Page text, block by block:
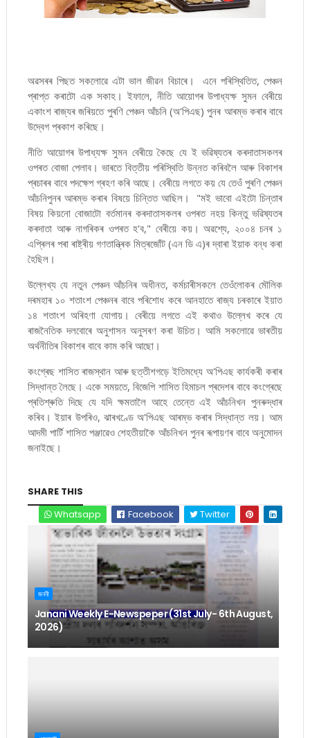
অৱসৰৰ পিছত সকলোৱে এটা ভাল জীৱন বিচাৰে। এনে পৰিস্থিতিত, পেঞ্চন
প্ৰাপ্ত কৰাটো এক সকাহ। ইফালে, নীতি আয়োগৰ উপাধ্যক্ষ সুমন বেৰীয়ে
একাংশ ৰাজ্যৰ জৰিয়তে পুৰণি পেঞ্চন আঁচনি (অ'পিএছ) পুনৰ আৰম্ভ কৰাৰ বাবে
উদ্বেগ প্ৰকাশ কৰিছে।
নীতি আয়োগৰ উপাধ্যক্ষ সুমন বেৰীয়ে কৈছে যে ই ভৱিষ্যতৰ কৰদাতাসকলৰ
ওপৰত বোজা পেলাব। ভাৰতে বিত্তীয় পৰিস্থিতি উন্নত কৰিবলৈ আৰু বিকাশৰ
প্ৰচাৰৰ বাবে পদক্ষেপ গ্ৰহণ কৰি আছে। বেৰীয়ে লগতে কয় যে তেওঁ পুৰণি পেঞ্চন
আঁচনিপুনৰ আৰম্ভ কৰাৰ বিষয়ে চিন্তিত আছিল। "মই ভাবো এইটো চিন্তাৰ
বিষয় কিয়নো বোজাটো বৰ্তমানৰ কৰদাতাসকলৰ ওপৰত নহয় কিন্তু ভৱিষ্যতৰ
কৰদাতা আৰু নাগৰিকৰ ওপৰত হ'ব," বেৰীয়ে কয়। অৱশ্যে, ২০০৪ চনৰ ১
এপ্ৰিলৰ পৰা ৰাষ্ট্ৰীয় গণতান্ত্ৰিক মিত্ৰজোঁট (এন ডি এ)ৰ দ্বাৰা ইয়াক বন্ধ কৰা
হৈছিল।
উল্লেখ্য যে নতুন পেঞ্চন আঁচনিৰ অধীনত, কৰ্মচাৰীসকলে তেওঁলোকৰ মৌলিক
দৰমহাৰ ১০ শতাংশ পেঞ্চনৰ বাবে পৰিশোধ কৰে আনহাতে ৰাজ্য চৰকাৰে ইয়াত
১৪ শতাংশ অৰিহণা যোগায়। বেৰীয়ে লগতে এই কথাও উল্লেখ কৰে যে
ৰাজনৈতিক দলবোৰে অনুশাসন অনুসৰণ কৰা উচিত। আমি সকলোৱে ভাৰতীয়
অৰ্থনীতিৰ বিকাশৰ বাবে কাম কৰি আছো।
কংগ্ৰেছ শাসিত ৰাজস্থান আৰু ছত্তীশগড়ে ইতিমধ্যে অ'পিএছ কাৰ্যকৰী কৰাৰ
সিদ্ধান্ত লৈছে। একে সময়তে, বিজেপি শাসিত হিমাচল প্ৰদেশৰ বাবে কংগ্ৰেছে
প্ৰতিশ্ৰুতি দিছে যে যদি ক্ষমতালৈ আহে তেন্তে এই আঁচনিখন পুনৰুদ্ধাৰ
কৰিব। ইয়াৰ উপৰিও, ঝাৰখণ্ডে অ'পিএছ আৰম্ভ কৰাৰ সিদ্ধান্ত লয়। আম
আদমী পাৰ্টি শাসিত পঞ্জাৱেও শেহতীয়াকৈ আঁচনিখন পুনৰ ৰূপায়ণৰ বাবে অনুমোদন
জনাইছে।
SHARE THIS
Whatsapp
Facebook Twitter
জননী
Janani Weekly E-Newspeper (31st July- 6th August,
2026)